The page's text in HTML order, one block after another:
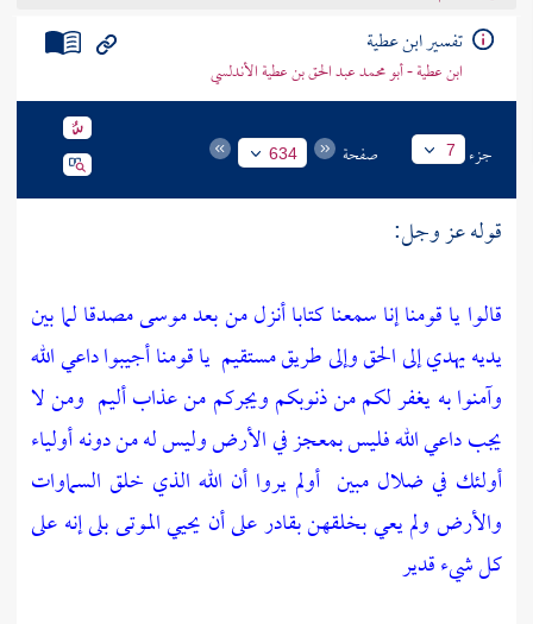
تفسير ابن عطية
ابن عطية - أبو محمد عبد الحق بن عطية الأندلسي
جزء 7 صفحة 634
قوله عز وجل:
قالوا يا قومنا إنا سمعنا كتابا أنزل من بعد موسى مصدقا لما بين
يديه يهدي إلى الحق وإلى طريق مستقيم يا قومنا أجيبوا داعي الله
وآمنوا به يغفر لكم من ذنوبكم ويجركم من عذاب أليم ومن لا
يجب داعي الله فليس بمعجز في الأرض وليس له من دونه أولياء
أولئك في ضلال مبين أولم يروا أن الله الذي خلق السماوات
والأرض ولم يعي بخلقهن بقادر على أن يحيي الموتى بلى إنه على
كل شيء قدير